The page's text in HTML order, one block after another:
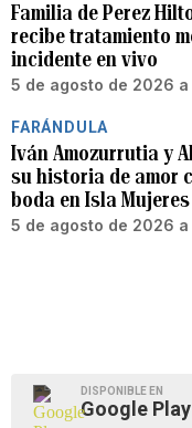
Familia de Perez
recibe tratamiento
incidente en vivo
5 de agosto de 2026 a
FARÁNDULA
Iván Amozurrutia y
su historia de amor
boda en Isla Mujeres
5 de agosto de 2026 a
DISPONIBLE EN
Google Play